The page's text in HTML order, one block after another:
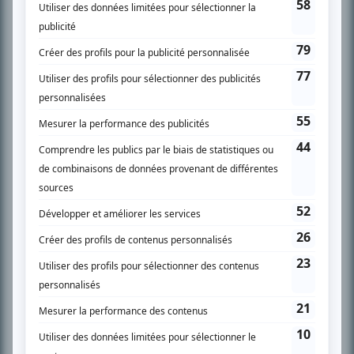
SUR LE RÉSEAU BIZZ MÉDIA
PLAN DU SITE
Accueil
Liste des oeuvres
Recherche avancée
À propos
Nous contacter
Termes et conditions
Politique de confidentialité
Gestion du consentement